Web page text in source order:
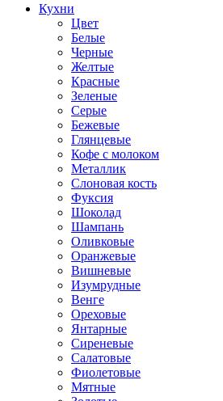
Кухни
Цвет
Белые
Черные
Желтые
Красные
Зеленые
Серые
Бежевые
Глянцевые
Кофе с молоком
Металлик
Слоновая кость
Фуксия
Шоколад
Шампань
Оливковые
Оранжевые
Вишневые
Изумрудные
Венге
Ореховые
Янтарные
Сиреневые
Салатовые
Фиолетовые
Мятные